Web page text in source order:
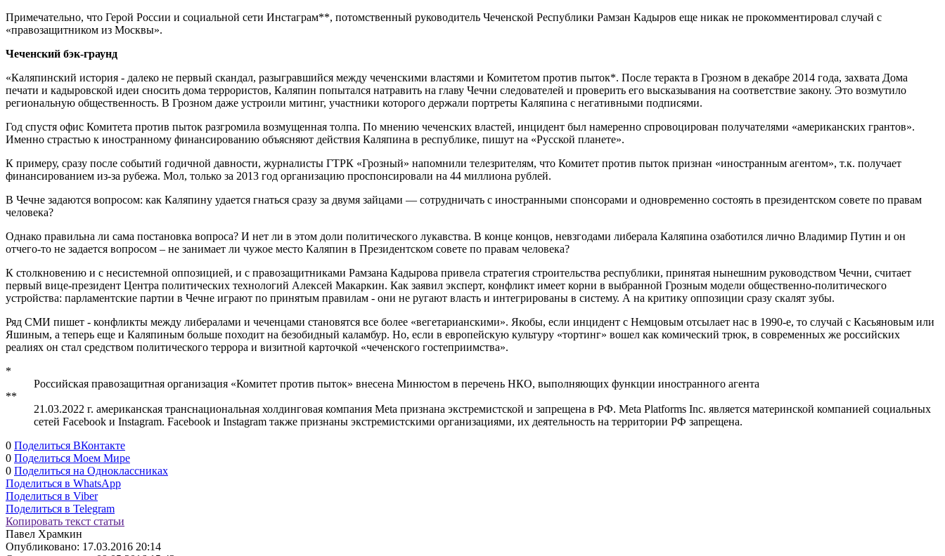
Примечательно, что Герой России и социальной сети Инстаграм**, потомственный руководитель Чеченской Республики Рамзан Кадыров еще никак не прокомментировал случай с
«правозащитником из Москвы».
Чеченский бэк-граунд
«Каляпинский история - далеко не первый скандал, разыгравшийся между чеченскими властями и Комитетом против пыток*. После теракта в Грозном в декабре 2014 года, захвата Дома
печати и кадыровской идеи сносить дома террористов, Каляпин попытался натравить на главу Чечни следователей и проверить его высказывания на соответствие закону. Это возмутило
региональную общественность. В Грозном даже устроили митинг, участники которого держали портреты Каляпина с негативными подписями.
Год спустя офис Комитета против пыток разгромила возмущенная толпа. По мнению чеченских властей, инцидент был намеренно спровоцирован получателями «американских грантов».
Именно страстью к иностранному финансированию объясняют действия Каляпина в республике, пишут на «Русской планете».
К примеру, сразу после событий годичной давности, журналисты ГТРК «Грозный» напомнили телезрителям, что Комитет против пыток признан «иностранным агентом», т.к. получает
финансированием из-за рубежа. Мол, только за 2013 год организацию проспонсировали на 44 миллиона рублей.
В Чечне задаются вопросом: как Каляпину удается гнаться сразу за двумя зайцами — сотрудничать с иностранными спонсорами и одновременно состоять в президентском совете по правам
человека?
Однако правильна ли сама постановка вопроса? И нет ли в этом доли политического лукавства. В конце концов, невзгодами либерала Каляпина озаботился лично Владимир Путин и он
отчего-то не задается вопросом – не занимает ли чужое место Каляпин в Президентском совете по правам человека?
К столкновению и с несистемной оппозицией, и с правозащитниками Рамзана Кадырова привела стратегия строительства республики, принятая нынешним руководством Чечни, считает
первый вице-президент Центра политических технологий Алексей Макаркин. Как заявил эксперт, конфликт имеет корни в выбранной Грозным модели общественно-политического
устройства: парламентские партии в Чечне играют по принятым правилам - они не ругают власть и интегрированы в систему. А на критику оппозиции сразу скалят зубы.
Ряд СМИ пишет - конфликты между либералами и чеченцами становятся все более «вегетарианскими». Якобы, если инцидент с Немцовым отсылает нас в 1990-е, то случай с Касьяновым или
Яшиным, а теперь еще и Каляпиным больше походит на безобидный каламбур. Но, если в европейскую культуру «тортинг» вошел как комический трюк, в современных же российских
реалиях он стал средством политического террора и визитной карточкой «чеченского гостеприимства».
*
Российская правозащитная организация «Комитет против пыток» внесена Минюстом в перечень НКО, выполняющих функции иностранного агента
**
21.03.2022 г. американская транснациональная холдинговая компания Meta признана экстремистской и запрещена в РФ. Meta Platforms Inc. является материнской компанией социальных
сетей Facebook и Instagram. Facebook и Instagram также признаны экстремистскими организациями, их деятельность на территории РФ запрещена.
0 Поделиться ВКонтакте
0 Поделиться Моем Мире
0 Поделиться на Одноклассниках
Поделиться в WhatsApp
Поделиться в Viber
Поделиться в Telegram
Копировать текст статьи
Павел Храмкин
Опубликовано: 17.03.2016 20:14